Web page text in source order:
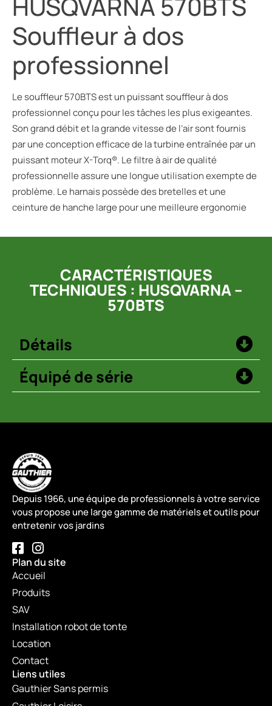
Souffleur à dos
professionnel
Le souffleur 570BTS est un puissant souffleur à dos
professionnel conçu pour les tâches les plus exigeantes.
Son grand débit et la grande vitesse de l’air sont fournis
par une conception efficace de la turbine entraînée par un
puissant moteur X-Torq®. Le filtre à air de qualité
professionnelle assure une longue utilisation exempte de
problème. Le harnais possède des bretelles et une
ceinture de hanche large pour une meilleure ergonomie
CARACTÉRISTIQUES
TECHNIQUES : HUSQVARNA –
570BTS
Détails
Équipé de série
Depuis 1966, une équipe de professionnels à votre service
vous propose une large gamme de matériels et outils pour
entretenir vos jardins
Plan du site
Accueil
Produits
SAV
Installation robot de tonte
Location
Contact
Liens utiles
Gauthier Sans permis